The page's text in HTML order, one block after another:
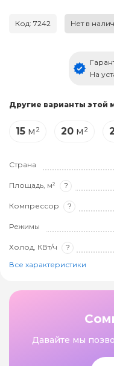
Код: 7242 Нет в
На
Другие варианты этой
15 м² 20 м²
Страна
Площадь, м² ?
Компрессор ?
Режимы
Холод, КВт/ч ?
Все характеристики
Давайте мы